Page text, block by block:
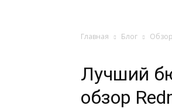
Главная Блог
Лучший
обзор